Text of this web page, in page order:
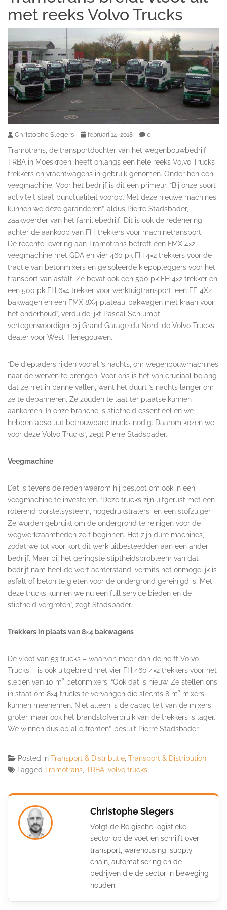
met reeks Volvo Trucks
Christophe Slegers februari 14, 2018 0
Tramotrans, de transportdochter van het wegenbouwbedrijf
TRBA in Moeskroen, heeft onlangs een hele reeks Volvo Trucks
trekkers en vrachtwagens in gebruik genomen. Onder hen een
veegmachine. Voor het bedrijf is dit een primeur. “Bij onze soort
activiteit staat punctualiteit voorop. Met deze nieuwe machines
kunnen we deze garanderen”, aldus Pierre Stadsbader,
zaakvoerder van het familiebedrijf. Dit is ook de redenering
achter de aankoop van FH-trekkers voor machinetransport.
De recente levering aan Tramotrans betreft een FMX 4×2
veegmachine met GDA en vier 460 pk FH 4×2 trekkers voor de
tractie van betonmixers en geïsoleerde kiepopleggers voor het
transport van asfalt. Ze bevat ook een 500 pk FH 4×2 trekker en
een 500 pk FH 6×4 trekker voor werktuigtransport, een FE 4X2
bakwagen en een FMX 8X4 plateau-bakwagen met kraan voor
het onderhoud”, verduidelijkt Pascal Schlumpf,
vertegenwoordiger bij Grand Garage du Nord, de Volvo Trucks
dealer voor West-Henegouwen.
“De diepladers rijden vooral ’s nachts, om wegenbouwmachines
naar de werven te brengen. Voor ons is het van cruciaal belang
dat ze niet in panne vallen, want het duurt ’s nachts langer om
ze te depanneren. Ze zouden te laat ter plaatse kunnen
aankomen. In onze branche is stiptheid essentieel en we
hebben absoluut betrouwbare trucks nodig. Daarom kozen we
voor deze Volvo Trucks”, zegt Pierre Stadsbader.
Veegmachine
Dat is tevens de reden waarom hij besloot om ook in een
veegmachine te investeren. “Deze trucks zijn uitgerust met een
roterend borstelsysteem, hogedrukstralers en een stofzuiger.
Ze worden gebruikt om de ondergrond te reinigen voor de
wegwerkzaamheden zelf beginnen. Het zijn dure machines,
zodat we tot voor kort dit werk uitbesteedden aan een ander
bedrijf. Maar bij het geringste stiptheidsprobleem van dat
bedrijf nam heel de werf achterstand, vermits het onmogelijk is
asfalt of beton te gieten voor de ondergrond gereinigd is. Met
deze trucks kunnen we nu een full service bieden en de
stiptheid vergroten”, zegt Stadsbader.
Trekkers in plaats van 8×4 bakwagens
De vloot van 53 trucks – waarvan meer dan de helft Volvo
Trucks – is ook uitgebreid met vier FH 460 4×2 trekkers voor het
slepen van 10 m³ betonmixers. “Ook dat is nieuw. Ze stellen ons
in staat om 8×4 trucks te vervangen die slechts 8 m³ mixers
kunnen meenemen. Niet alleen is de capaciteit van de mixers
groter, maar ook het brandstofverbruik van de trekkers is lager.
We winnen dus op alle fronten”, besluit Pierre Stadsbader.
Posted in Transport & Distributie Transport & Distribution
Tagged Tramotrans TRBA volvo trucks
Christophe Slegers
Volgt de Belgische logistieke
sector op de voet en schrijft over
transport, warehousing, supply
chain, automatisering en de
bedrijven die de sector in beweging
houden.